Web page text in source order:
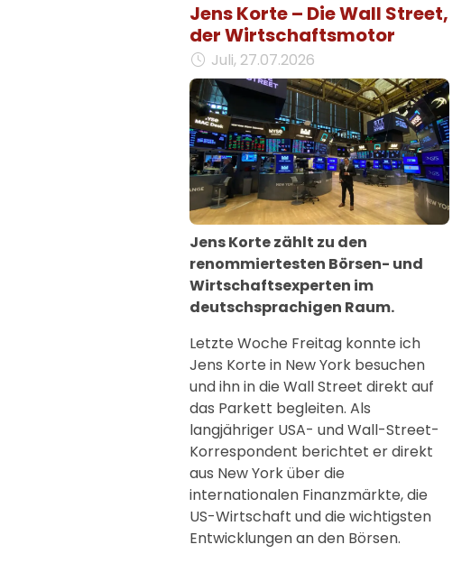
Jens Korte – Die Wall Street,
der Wirtschaftsmotor
Juli, 27.07.2026
Jens Korte zählt zu den
renommiertesten Börsen- und
Wirtschaftsexperten im
deutschsprachigen Raum.
Letzte Woche Freitag konnte ich
Jens Korte in New York besuchen
und ihn in die Wall Street direkt auf
das Parkett begleiten. Als
langjähriger USA- und Wall-Street-
Korrespondent berichtet er direkt
aus New York über die
internationalen Finanzmärkte, die
US-Wirtschaft und die wichtigsten
Entwicklungen an den Börsen.